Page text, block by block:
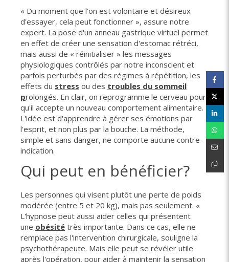
« Du moment que l'on est volontaire et désireux
d'essayer, cela peut fonctionner », assure notre
expert. La pose d'un anneau gastrique virtuel permet
en effet de créer une sensation d'estomac rétréci,
mais aussi de « réinitialiser » les messages
physiologiques contrôlés par notre inconscient et
parfois perturbés par des régimes à répétition, les
effets du stress ou des troubles du sommeil
prolongés. En clair, on reprogramme le cerveau pour
qu'il accepte un nouveau comportement alimentaire.
L'idée est d'apprendre à gérer ses émotions par
l'esprit, et non plus par la bouche. La méthode,
simple et sans danger, ne comporte aucune contre-
indication.
Qui peut en bénéficier?
Les personnes qui visent plutôt une perte de poids
modérée (entre 5 et 20 kg), mais pas seulement. «
L'hypnose peut aussi aider celles qui présentent
une obésité très importante. Dans ce cas, elle ne
remplace pas l'intervention chirurgicale, souligne la
psychothérapeute. Mais elle peut se révéler utile
après l'opération, pour aider à maintenir la sensation